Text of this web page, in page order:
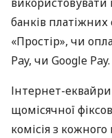
банків
«Простір», чи
Pay, чи Google Pay.
Інтернет-
щомісячної
комісія з